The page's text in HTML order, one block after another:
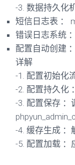
-3. 数据持久化
短信日志表 ：
错误日志系统
配置自动创建
详解
-1. 配置初始化
-2. 配置持久化
-3. 配置保存 ：
-4. 缓存生成 ：
-5. 配置加载 ：